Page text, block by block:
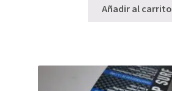
Añadir al carrito